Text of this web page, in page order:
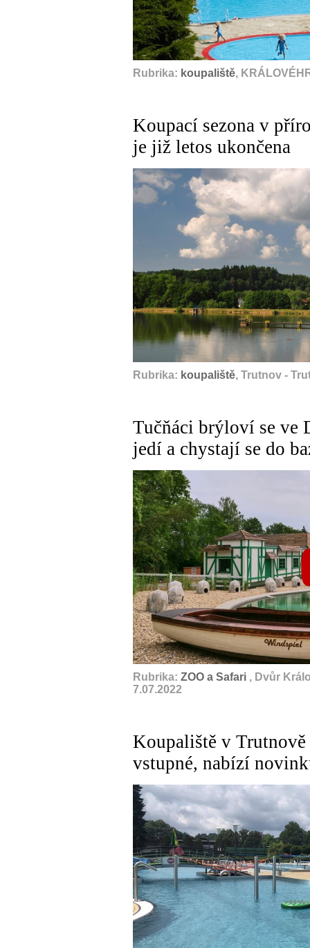
Rubrika: koupaliště,
Koupací sezona v
je již letos ukončena
Rubrika: koupaliště, Trutnov -
Tučňáci brýloví se ve
jedí a chystají se do
Rubrika: ZOO a Safari , Dvůr
7.07.2022
Koupaliště v
vstupné, nabízí